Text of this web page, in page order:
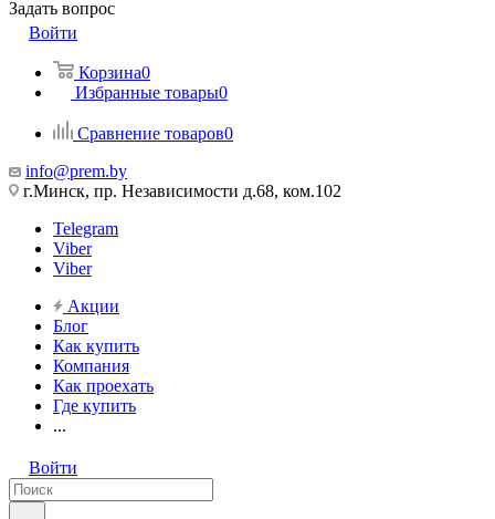
Задать вопрос
Войти
Корзина0
Избранные товары0
Сравнение товаров0
info@prem.by
г.Минск, пр. Независимости д.68, ком.102
Telegram
Viber
Viber
Акции
Блог
Как купить
Компания
Как проехать
Где купить
...
Войти